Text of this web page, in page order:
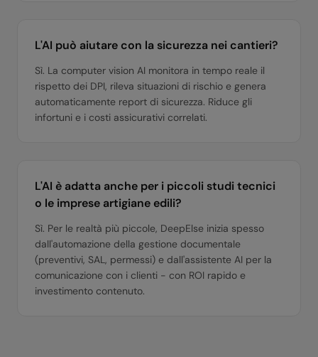
L'AI può aiutare con la sicurezza nei cantieri?
Sì. La computer vision AI monitora in tempo reale il
rispetto dei DPI, rileva situazioni di rischio e genera
automaticamente report di sicurezza. Riduce gli
infortuni e i costi assicurativi correlati.
L'AI è adatta anche per i piccoli studi tecnici
o le imprese artigiane edili?
Sì. Per le realtà più piccole, DeepElse inizia spesso
dall'automazione della gestione documentale
(preventivi, SAL, permessi) e dall'assistente AI per la
comunicazione con i clienti - con ROI rapido e
investimento contenuto.